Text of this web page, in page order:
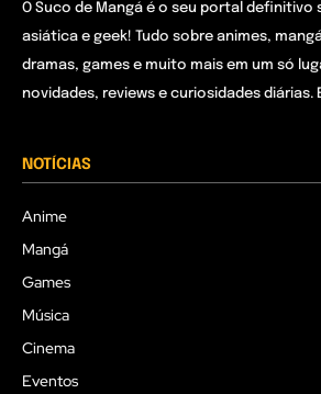
O Suco de Mangá é o seu portal definitivo
asiática e geek! Tudo sobre animes,
dramas, games e muito mais em um só
novidades, reviews e curiosidades diárias.
NOTÍCIAS
Anime
Mangá
Games
Música
Cinema
Eventos